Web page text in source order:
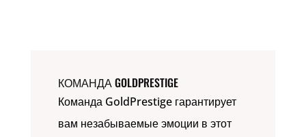
КОМАНДА GOLDPRESTIGE
Команда GoldPrestige гарантирует
вам незабываемые эмоции в этот